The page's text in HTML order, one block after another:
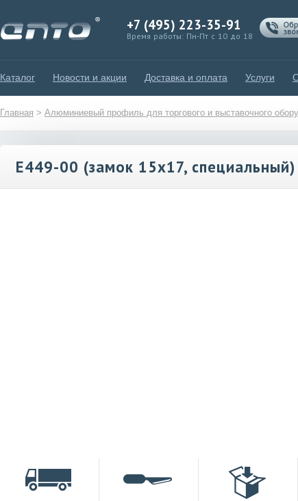
+7 (495) 223-35-91
Время работы: Пн-Пт с 10 до 18
Каталог Новости и акции Доставка и оплата Услуги
Главная > Алюминиевый профиль для торгового и выставочного
E449-00 (замок 15х17, специальный)